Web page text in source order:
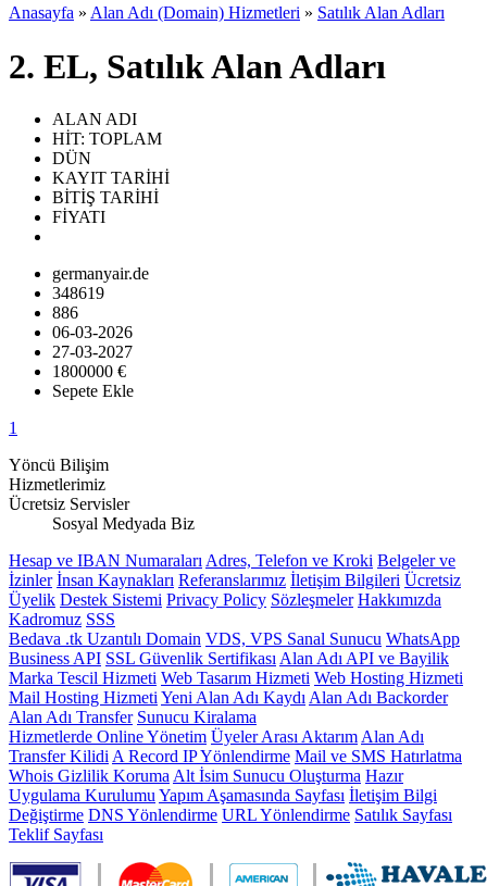
Anasayfa » Alan Adı (Domain) Hizmetleri » Satılık Alan Adları
2. EL, Satılık Alan Adları
ALAN ADI
HİT: TOPLAM
DÜN
KAYIT TARİHİ
BİTİŞ TARİHİ
FİYATI
germanyair.de
348619
886
06-03-2026
27-03-2027
1800000 €
Sepete Ekle
1
Yöncü Bilişim
Hizmetlerimiz
Ücretsiz Servisler
Sosyal Medyada Biz
Hesap ve IBAN Numaraları Adres, Telefon ve Kroki Belgeler ve
İzinler İnsan Kaynakları Referanslarımız İletişim Bilgileri Ücretsiz
Üyelik Destek Sistemi Privacy Policy Sözleşmeler Hakkımızda
Kadromuz SSS
Bedava .tk Uzantılı Domain VDS, VPS Sanal Sunucu WhatsApp
Business API SSL Güvenlik Sertifikası Alan Adı API ve Bayilik
Marka Tescil Hizmeti Web Tasarım Hizmeti Web Hosting Hizmeti
Mail Hosting Hizmeti Yeni Alan Adı Kaydı Alan Adı Backorder
Alan Adı Transfer Sunucu Kiralama
Hizmetlerde Online Yönetim Üyeler Arası Aktarım Alan Adı
Transfer Kilidi A Record IP Yönlendirme Mail ve SMS Hatırlatma
Whois Gizlilik Koruma Alt İsim Sunucu Oluşturma Hazır
Uygulama Kurulumu Yapım Aşamasında Sayfası İletişim Bilgi
Değiştirme DNS Yönlendirme URL Yönlendirme Satılık Sayfası
Teklif Sayfası